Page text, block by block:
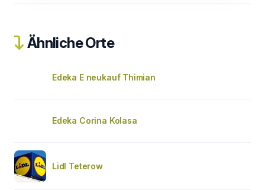
Ähnliche Orte
Edeka E neukauf Thimian
Edeka Corina Kolasa
Lidl Teterow